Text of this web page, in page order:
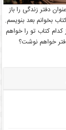
دفتر زندگی را باز
بخوانم بعد بنویسم.
کتاب تو را خواهم
خواهم نوشت؟